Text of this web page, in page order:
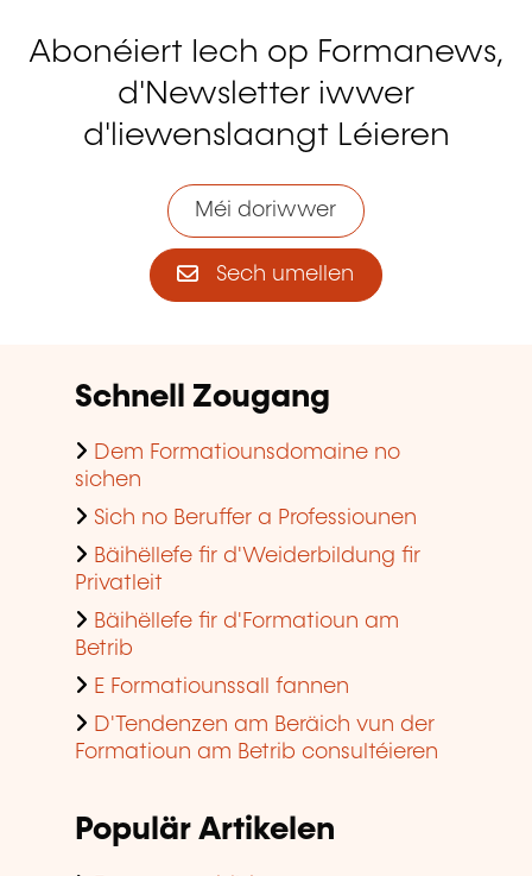
Abonéiert Iech op Formanews,
d'Newsletter iwwer
d'liewenslaangt Léieren
Méi doriwwer
Sech umellen
Schnell Zougang
Dem Formatiounsdomaine no
sichen
Sich no Beruffer a Professiounen
Bäihëllefe fir d'Weiderbildung fir
Privatleit
Bäihëllefe fir d'Formatioun am
Betrib
E Formatiounssall fannen
D'Tendenzen am Beräich vun der
Formatioun am Betrib consultéieren
Populär Artikelen